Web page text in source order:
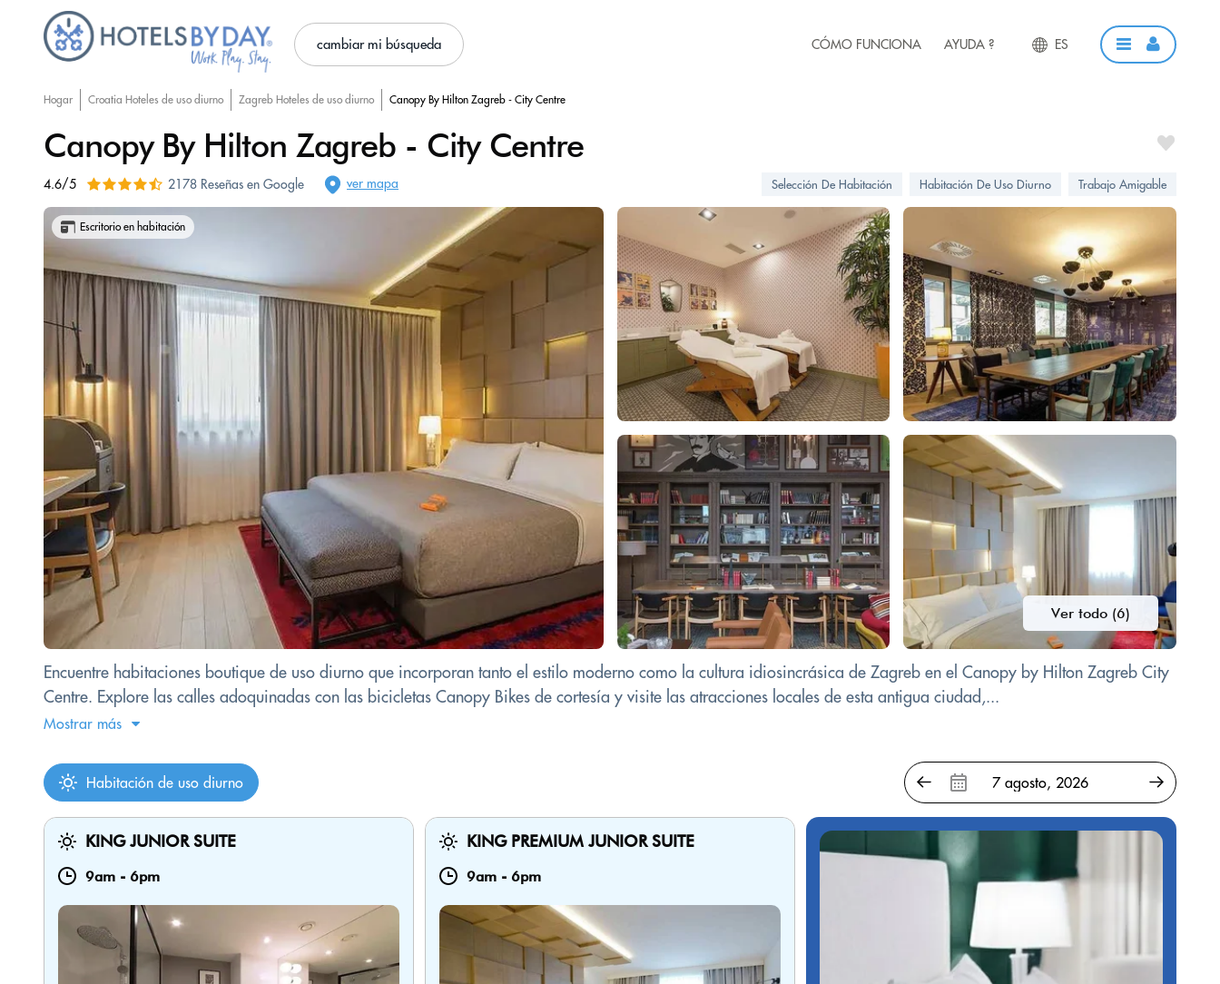
cambiar mi búsqueda CÓMO FUNCIONA AYUDA ? ES
Hogar Croatia Hoteles de uso diurno Zagreb Hoteles de uso diurno Canopy By Hilton Zagreb - City Centre
Canopy By Hilton Zagreb - City Centre
4.6/5 2178 Reseñas en Google ver mapa Selección De Habitación Habitación De Uso Diurno Trabajo Amigable
Ver todo (6)
Escritorio en habitación
Encuentre habitaciones boutique de uso diurno que incorporan tanto el estilo moderno como la cultura idiosincrásica de Zagreb en el Canopy by Hilton Zagreb City
Centre. Explore las calles adoquinadas con las bicicletas Canopy Bikes de cortesía y visite las atracciones locales de esta antigua ciudad,...
Mostrar más
Habitación de uso diurno
KING JUNIOR SUITE
9am - 6pm
KING PREMIUM JUNIOR SUITE
9am - 6pm